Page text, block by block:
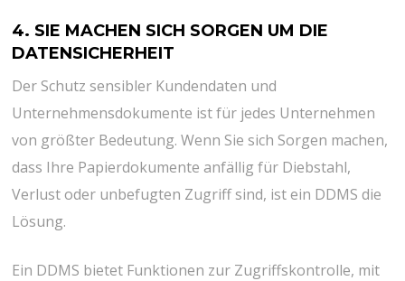
4. SIE MACHEN SICH SORGEN UM DIE
DATENSICHERHEIT
Der Schutz sensibler Kundendaten und
Unternehmensdokumente ist für jedes Unternehmen
von größter Bedeutung. Wenn Sie sich Sorgen machen,
dass Ihre Papierdokumente anfällig für Diebstahl,
Verlust oder unbefugten Zugriff sind, ist ein DDMS die
Lösung.
Ein DDMS bietet Funktionen zur Zugriffskontrolle, mit